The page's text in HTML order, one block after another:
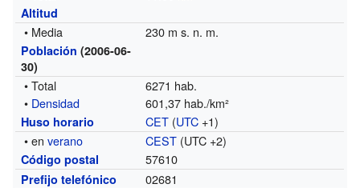
Altitud
• Media 230 m s. n. m.
Población (2006-06-
30)
• Total
6271 hab.
• Densidad 601,37 hab./km²
Huso horario CET (UTC +1)
• enverano CEST (UTC +2)
Código postal 57610
Prefijo telefónico 02681